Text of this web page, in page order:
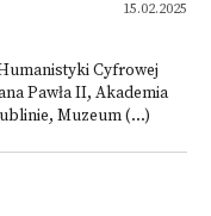
15.02.2025
Cyfrowej
Pawła II, Akademia
Muzeum (...)